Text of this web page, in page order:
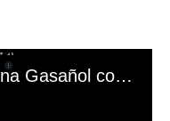
El mal momento de Yanina Gasañol con un hincha argentino en "Subrayado"